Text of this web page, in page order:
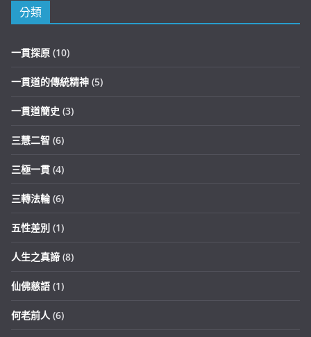
分類
一貫探原 (10)
一貫道的傳統精神 (5)
一貫道簡史 (3)
三慧二智 (6)
三極一貫 (4)
三轉法輪 (6)
五性差別 (1)
人生之真諦 (8)
仙佛慈語 (1)
何老前人 (6)